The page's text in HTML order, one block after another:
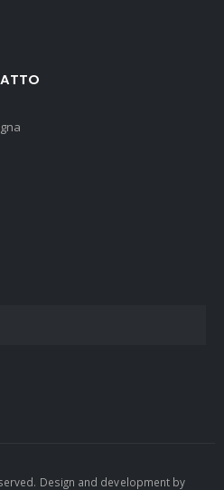
Design and development by